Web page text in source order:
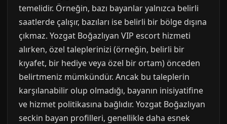
temelidir. Örneğin, bazı bayanlar yalnızca belirli
saatlerde çalışır, bazıları ise belirli bir bölge dışına
çıkmaz. Yozgat Boğazlıyan VIP escort hizmeti
alırken, özel taleplerinizi (örneğin, belirli bir
kıyafet, bir hediye veya özel bir ortam) önceden
belirtmeniz mümkündür. Ancak bu taleplerin
karşılanabilir olup olmadığı, bayanın inisiyatifine
ve hizmet politikasına bağlıdır. Yozgat Boğazlıyan
seckin bayan profilleri, genellikle daha esnek